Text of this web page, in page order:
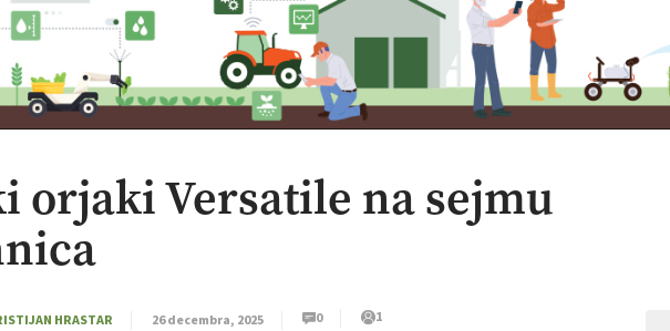
orjaki Versatile na sejmu
HRASTAR 26 decembra, 2025 0 1